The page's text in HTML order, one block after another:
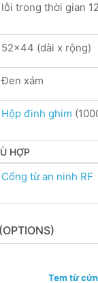
lỗi trong thời gian
52x44 (dài x rộng)
Đen xám
Hộp đinh ghim
HỢP
Cổng từ an ninh RF
Tem từ